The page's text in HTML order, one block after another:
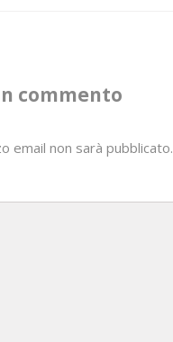
commento
email non sarà pubblicato.